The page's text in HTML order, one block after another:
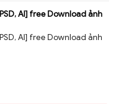
AI] free Download ảnh
AI] free Download ảnh